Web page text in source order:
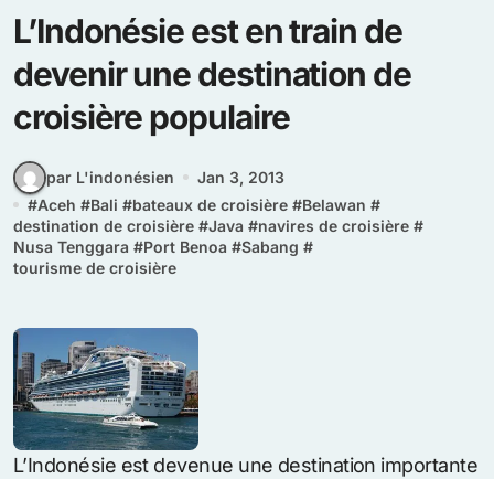
L’Indonésie est en train de
devenir une destination de
croisière populaire
par L'indonésien
Jan 3, 2013
#Aceh #Bali #bateaux de croisière #Belawan #
destination de croisière #Java #navires de croisière #
Nusa Tenggara #Port Benoa #Sabang #
tourisme de croisière
L’Indonésie est devenue une destination importante